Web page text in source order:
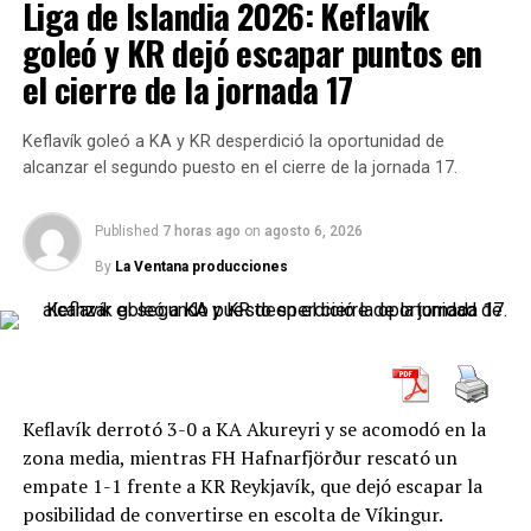
Con un récord de 500-212, alcanzó la marca más rápido
que Wawrinka, Monfils y Cilic, a pesar de haber estado
seis meses fuera del circuito en 2022 por una lesión
sufrida en Roland Garros.
Desglose de sus triunfos y títulos
Slam, 153 en certámenes ATP Masters 1000 y 17 en las
Nitto ATP Finals. Además, Zverev ha ganado 24 títulos,
incluyendo la medalla de oro olímpica en Tokio 2021.
triunfos frente a los cuatro integrantes del Big-4:
Federer (4-3), Nadal (4-7), Djokovic (5-9) y Murray (1-3).
Análisis del partido ante Arnaldi
El encuentro ante Matteo Arnaldi presentó dificultades,
Liga de Islandia 2026: Keflavík
goleó y KR dejó escapar puntos en
el cierre de la jornada 17
Keflavík goleó a KA y KR desperdició la oportunidad de
alcanzar el segundo puesto en el cierre de la jornada 17.
Published 7 horas ago on agosto 6, 2026
By La Ventana producciones
Keflavík derrotó 3-0 a KA Akureyri y se acomodó en la
zona media, mientras FH Hafnarfjörður rescató un
empate 1-1 frente a KR Reykjavík, que dejó escapar la
posibilidad de convertirse en escolta de Víkingur.